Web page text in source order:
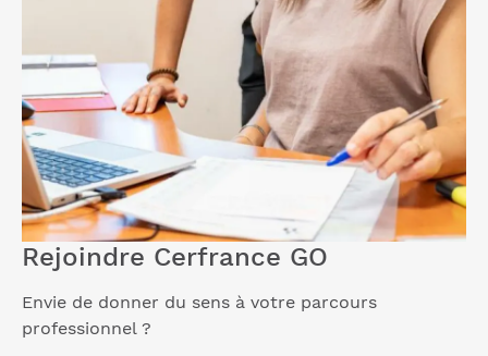
Rejoindre Cerfrance GO
Envie de donner du sens à votre parcours
professionnel ?